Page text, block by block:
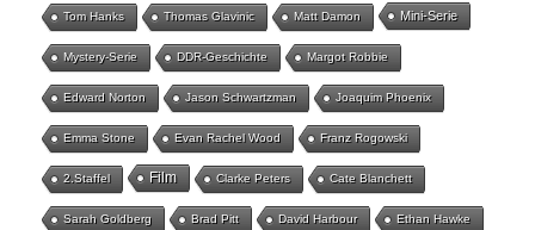
Tom Hanks Thomas Glavinic Matt Damon Mini-Serie
Mystery-Serie DDR-Geschichte Margot Robbie
Edward Norton Jason Schwartzman Joaquim Phoenix
Emma Stone Evan Rachel Wood Franz Rogowski
2.Staffel Film Clarke Peters Cate Blanchett
Sarah Goldberg Brad Pitt David Harbour Ethan Hawke